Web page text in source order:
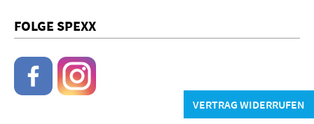
FOLGE SPEXX
VERTRAG WIDERRUFEN